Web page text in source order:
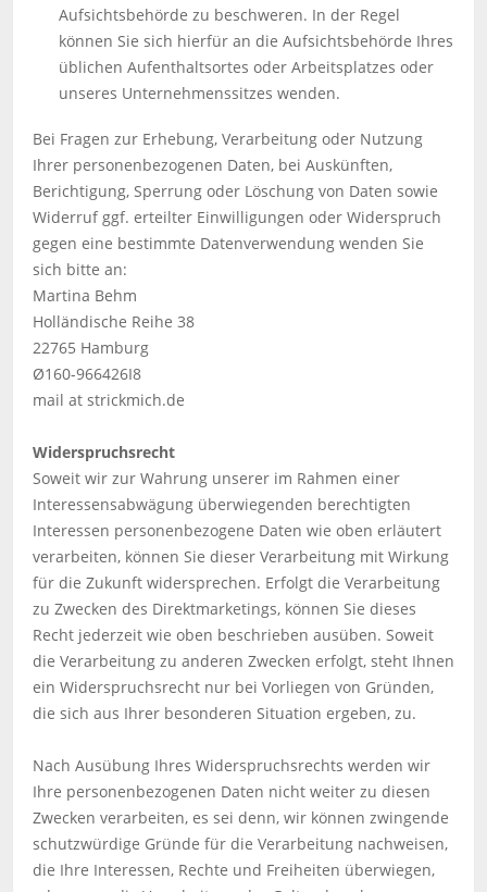
Aufsichtsbehörde zu beschweren. In der Regel
können Sie sich hierfür an die Aufsichtsbehörde Ihres
üblichen Aufenthaltsortes oder Arbeitsplatzes oder
unseres Unternehmenssitzes wenden.
Bei Fragen zur Erhebung, Verarbeitung oder Nutzung
Ihrer personenbezogenen Daten, bei Auskünften,
Berichtigung, Sperrung oder Löschung von Daten sowie
Widerruf ggf. erteilter Einwilligungen oder Widerspruch
gegen eine bestimmte Datenverwendung wenden Sie
sich bitte an:
Martina Behm
Holländische Reihe 38
22765 Hamburg
Ø160-966426I8
mail at strickmich.de
Widerspruchsrecht
Soweit wir zur Wahrung unserer im Rahmen einer
Interessensabwägung überwiegenden berechtigten
Interessen personenbezogene Daten wie oben erläutert
verarbeiten, können Sie dieser Verarbeitung mit Wirkung
für die Zukunft widersprechen. Erfolgt die Verarbeitung
zu Zwecken des Direktmarketings, können Sie dieses
Recht jederzeit wie oben beschrieben ausüben. Soweit
die Verarbeitung zu anderen Zwecken erfolgt, steht Ihnen
ein Widerspruchsrecht nur bei Vorliegen von Gründen,
die sich aus Ihrer besonderen Situation ergeben, zu.
Nach Ausübung Ihres Widerspruchsrechts werden wir
Ihre personenbezogenen Daten nicht weiter zu diesen
Zwecken verarbeiten, es sei denn, wir können zwingende
schutzwürdige Gründe für die Verarbeitung nachweisen,
die Ihre Interessen, Rechte und Freiheiten überwiegen,